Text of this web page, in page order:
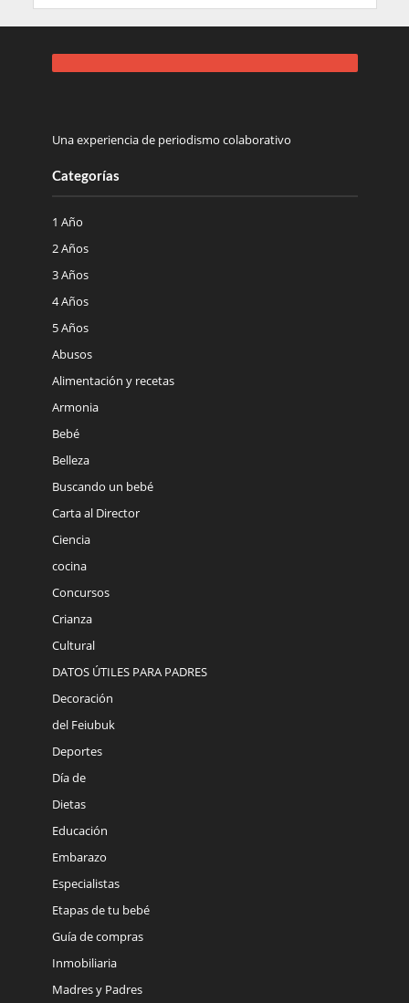
Una experiencia de periodismo colaborativo
Categorías
1 Año
2 Años
3 Años
4 Años
5 Años
Abusos
Alimentación y recetas
Armonia
Bebé
Belleza
Buscando un bebé
Carta al Director
Ciencia
cocina
Concursos
Crianza
Cultural
DATOS ÚTILES PARA PADRES
Decoración
del Feiubuk
Deportes
Día de
Dietas
Educación
Embarazo
Especialistas
Etapas de tu bebé
Guía de compras
Inmobiliaria
Madres y Padres